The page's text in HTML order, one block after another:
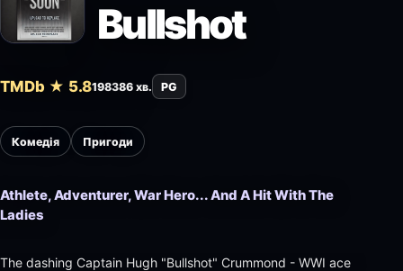
Bullshot
TMDb ★ 5.8198386 хв. PG
Комедія Пригоди
Athlete, Adventurer, War Hero... And A Hit With The
Ladies
The dashing Captain Hugh "Bullshot" Crummond - WWI ace